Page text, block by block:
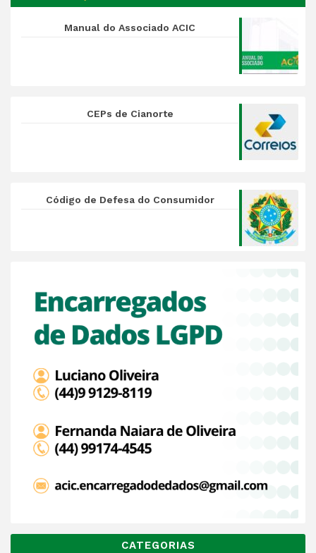
Manual do Associado ACIC
CEPs de Cianorte
Código de Defesa do Consumidor
CATEGORIAS